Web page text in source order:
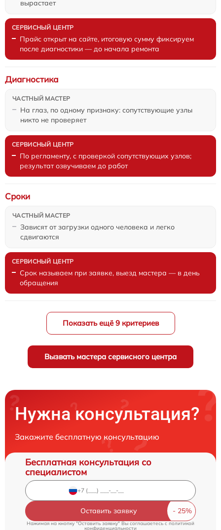
вырастает
Прайс открыт на сайте, итоговую сумму фиксируем
после диагностики — до начала ремонта
На глаз, по одному признаку: сопутствующие узлы
никто не проверяет
Диагностика
По регламенту, с проверкой сопутствующих узлов;
результат озвучиваем до работ
Зависят от загрузки одного человека и легко
сдвигаются
Сроки
Срок называем при заявке, выезд мастера — в день
обращения
Показать ещё 9 критериев
Вызвать мастера сервисного центра
Нужна консультация?
Закажите бесплатную консультацию
Бесплатная консультация со
специалистом
Оставить заявку
Нажимая на кнопку "Оставить заявку" Вы соглашаетесь cполитикой
конфиденциальности